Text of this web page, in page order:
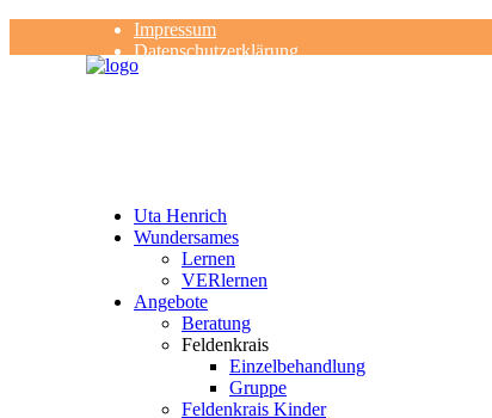
Impressum
Datenschutzerklärung
Kontakt
Uta Henrich
Wundersames
Lernen
VERlernen
Angebote
Beratung
Feldenkrais
Einzelbehandlung
Gruppe
Feldenkrais Kinder